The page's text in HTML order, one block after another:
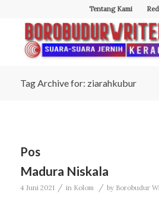
Tentang Kami
Tag Archive for: ziarahkubur
Pos
Madura Niskala
4 Juni 2021 / in Kolom / by Borobudur